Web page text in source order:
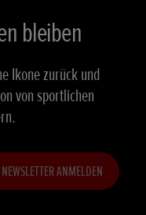
bleiben
Ikone zurück und
von sportlichen
ANMELDEN